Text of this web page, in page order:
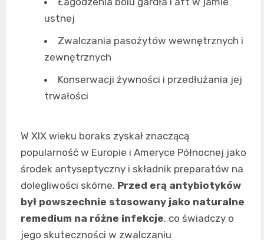
ustnej
Zwalczania pasożytów wewnętrznych i
zewnętrznych
Konserwacji żywności i przedłużania jej
trwałości
W XIX wieku boraks zyskał znaczącą
popularność w Europie i Ameryce Północnej jako
środek antyseptyczny i składnik preparatów na
dolegliwości skórne. Przed erą antybiotyków
był powszechnie stosowany jako naturalne
remedium na różne infekcje, co świadczy o
jego skuteczności w zwalczaniu